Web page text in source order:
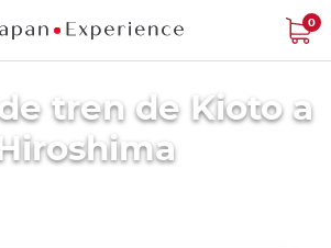
0
tren de Kioto a